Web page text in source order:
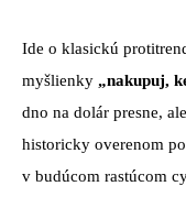
Ide o klasickú
myšlienky „nakupuj,
dno na dolár presne,
historicky overenom
v budúcom rastúcom